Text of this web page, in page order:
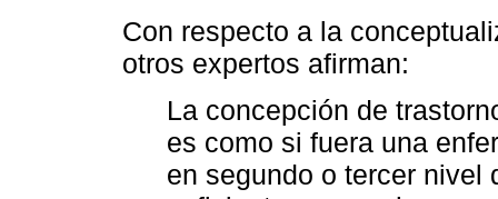
Con respecto a la
otros expertos afirman:
La concepción de
es como si fuera una
en segundo o tercer nivel